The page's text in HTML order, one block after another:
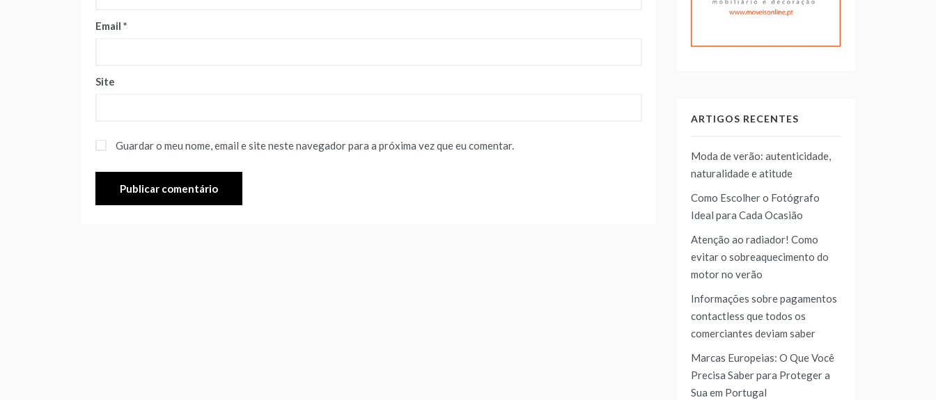
Email *
Site
Guardar o meu nome, email e site neste navegador para a próxima vez que eu comentar.
ARTIGOS RECENTES
Moda de verão: autenticidade,
naturalidade e atitude
Como Escolher o Fotógrafo
Ideal para Cada Ocasião
Atenção ao radiador! Como
evitar o sobreaquecimento do
motor no verão
Informações sobre pagamentos
contactless que todos os
comerciantes deviam saber
Marcas Europeias: O Que Você
Precisa Saber para Proteger a
Sua em Portugal